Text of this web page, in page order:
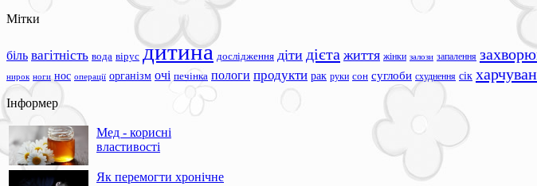
Мітки
біль вагітність вода вірус дитина дослідження діти дієта життя жінки залози запалення
нирок ноги нос операції організм очі печінка пологи продукти рак руки сон суглоби схуднення сік
Інформер
Мед - корисні
властивості
Як перемогти хронічне